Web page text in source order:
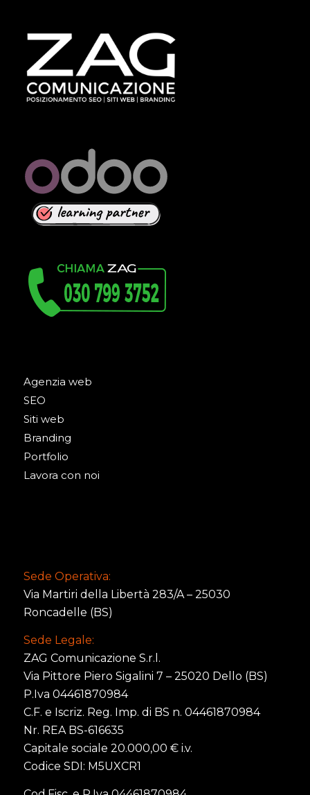
Agenzia web
SEO
Siti web
Branding
Portfolio
Lavora con noi
Sede Operativa:
Via Martiri della Libertà 283/A – 25030
Roncadelle (BS)
Sede Legale:
ZAG Comunicazione S.r.l.
Via Pittore Piero Sigalini 7 – 25020 Dello (BS)
P.Iva 04461870984
C.F. e Iscriz. Reg. Imp. di BS n. 04461870984
Nr. REA BS-616635
Capitale sociale 20.000,00 € i.v.
Codice SDI: M5UXCR1